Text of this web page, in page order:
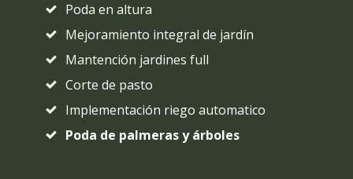
Poda en altura
Mejoramiento integral de jardín
Mantención jardines full
Corte de pasto
Implementación riego automatico
Poda de palmeras y árboles